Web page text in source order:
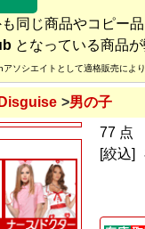
同じ商品やコピー
となっている商品
ソシエイトとして適格販売により
Disguise 男の子
77 点
[絞込]